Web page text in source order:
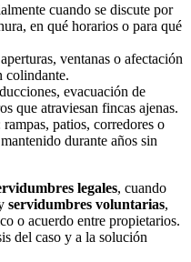
cuando se discute por
en qué horarios o para qué
ventanas o afectación
colindante.
evacuación de
que atraviesan fincas ajenas.
rampas, patios, corredores o
durante años sin
legales, cuando
servidumbres voluntarias,
o acuerdo entre propietarios.
del caso y a la solución